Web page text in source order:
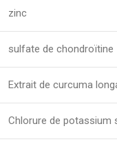
zinc
sulfate de chondroïtine
Extrait de curcuma
Chlorure de potassium